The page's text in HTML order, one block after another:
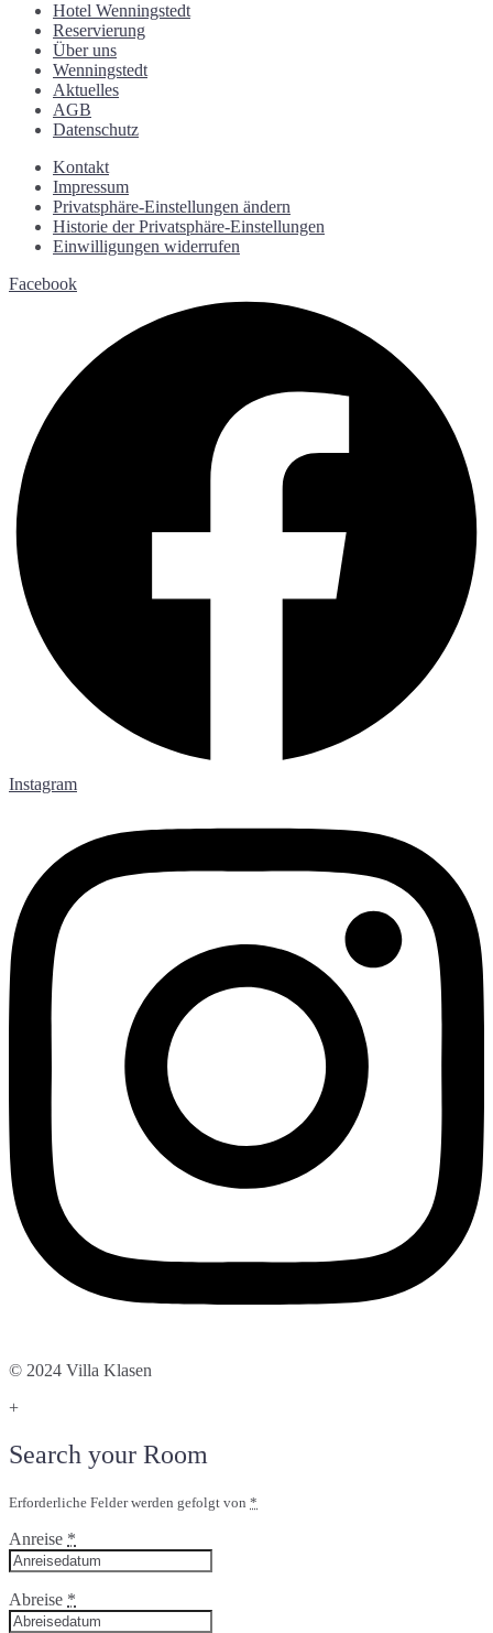
Hotel Wenningstedt
Reservierung
Über uns
Wenningstedt
Aktuelles
AGB
Datenschutz
Kontakt
Impressum
Privatsphäre-Einstellungen ändern
Historie der Privatsphäre-Einstellungen
Einwilligungen widerrufen
Facebook
Instagram
© 2024 Villa Klasen
+
Search your Room
Erforderliche Felder werden gefolgt von *
Anreise *
Abreise *